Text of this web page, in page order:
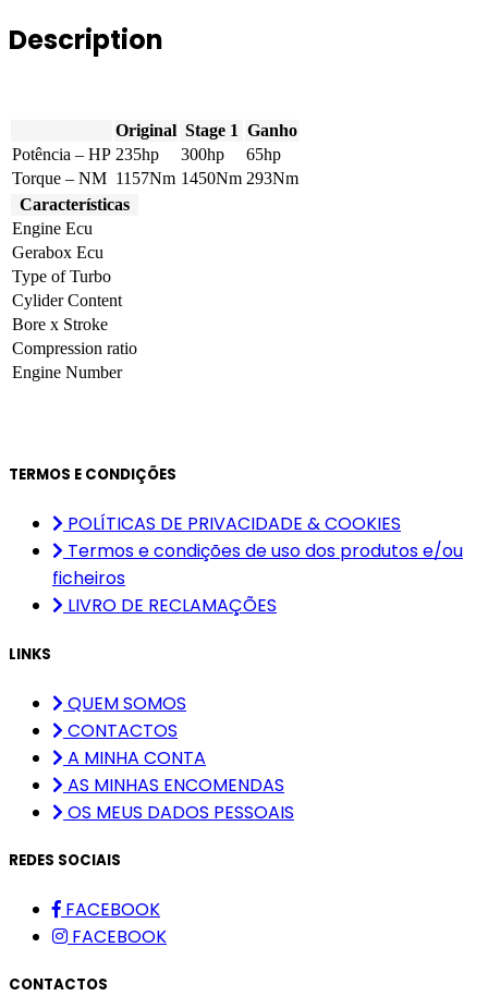
4A
235hp
Description
Original Stage 1 Ganho
Potência – HP 235hp 300hp
65hp
Torque – NM 1157Nm 1450Nm 293Nm
Características
Engine Ecu
Gerabox Ecu
Type of Turbo
Cylider Content
Bore x Stroke
Compression ratio
Engine Number
TERMOS E CONDIÇÕES
POLÍTICAS DE PRIVACIDADE & COOKIES
Termos e condições de uso dos produtos e/ou
ficheiros
LIVRO DE RECLAMAÇÕES
LINKS
QUEM SOMOS
CONTACTOS
A MINHA CONTA
AS MINHAS ENCOMENDAS
OS MEUS DADOS PESSOAIS
REDES SOCIAIS
FACEBOOK
FACEBOOK
CONTACTOS